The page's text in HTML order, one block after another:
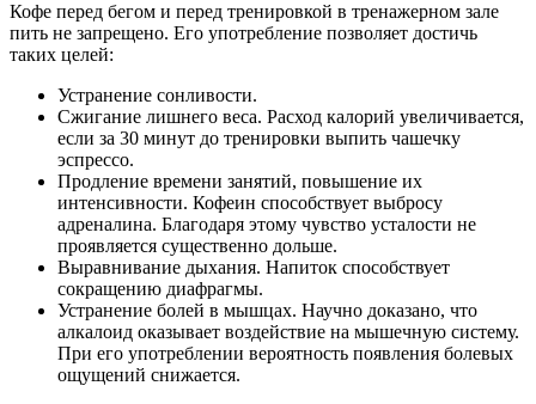
Кофе перед бегом и перед тренировкой в тренажерном зале
пить не запрещено. Его употребление позволяет достичь
таких целей:
Устранение сонливости.
Сжигание лишнего веса. Расход калорий увеличивается,
если за 30 минут до тренировки выпить чашечку
эспрессо.
Продление времени занятий, повышение их
интенсивности. Кофеин способствует выбросу
адреналина. Благодаря этому чувство усталости не
проявляется существенно дольше.
Выравнивание дыхания. Напиток способствует
сокращению диафрагмы.
Устранение болей в мышцах. Научно доказано, что
алкалоид оказывает воздействие на мышечную систему.
При его употреблении вероятность появления болевых
ощущений снижается.